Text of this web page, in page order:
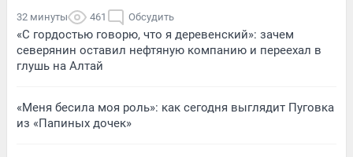
32 минуты 461 Обсудить
«С гордостью говорю, что я деревенский»: зачем
северянин оставил нефтяную компанию и переехал в
глушь на Алтай
«Меня бесила моя роль»: как сегодня выглядит Пуговка
из «Папиных дочек»